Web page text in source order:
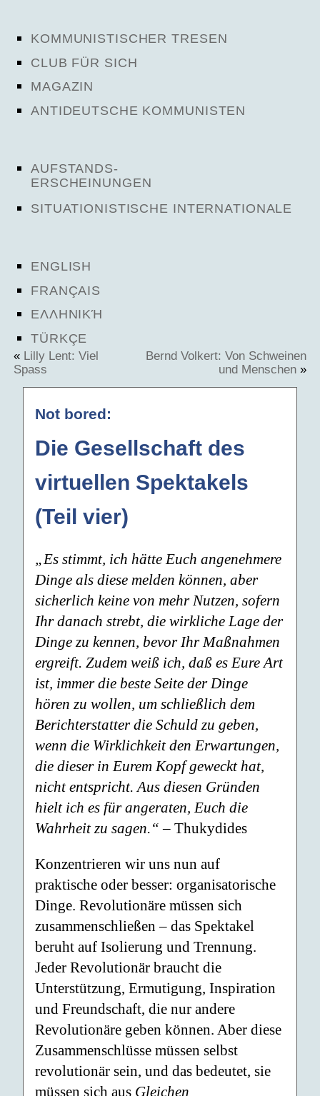
KOMMUNISTISCHER TRESEN
CLUB FÜR SICH
MAGAZIN
ANTIDEUTSCHE KOMMUNISTEN
AUFSTANDS-
ERSCHEINUNGEN
SITUATIONISTISCHE INTERNATIONALE
ENGLISH
FRANÇAIS
ΕΛΛΗΝΙΚΉ
TÜRKÇE
« Lilly Lent: Viel
Spass
Bernd Volkert: Von Schweinen
und Menschen »
Not bored:
Die Gesellschaft des
virtuellen Spektakels
(Teil vier)
„Es stimmt, ich hätte Euch angenehmere
Dinge als diese melden können, aber
sicherlich keine von mehr Nutzen, sofern
Ihr danach strebt, die wirkliche Lage der
Dinge zu kennen, bevor Ihr Maßnahmen
ergreift. Zudem weiß ich, daß es Eure Art
ist, immer die beste Seite der Dinge
hören zu wollen, um schließlich dem
Berichterstatter die Schuld zu geben,
wenn die Wirklichkeit den Erwartungen,
die dieser in Eurem Kopf geweckt hat,
nicht entspricht. Aus diesen Gründen
hielt ich es für angeraten, Euch die
Wahrheit zu sagen.“ – Thukydides
Konzentrieren wir uns nun auf
praktische oder besser: organisatorische
Dinge. Revolutionäre müssen sich
zusammenschließen – das Spektakel
beruht auf Isolierung und Trennung.
Jeder Revolutionär braucht die
Unterstützung, Ermutigung, Inspiration
und Freundschaft, die nur andere
Revolutionäre geben können. Aber diese
Zusammenschlüsse müssen selbst
revolutionär sein, und das bedeutet, sie
müssen sich aus Gleichen